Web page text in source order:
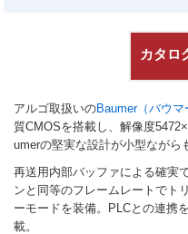
カタロ
アルゴ取扱いのBaumer（バウマ
質CMOSを搭載し、解像度
umerの堅実な設計が小型ながら
再送用内部バッファによる確実
ンと同等のフレームレートでト
ーモードを装備。PLCとの連携
載。